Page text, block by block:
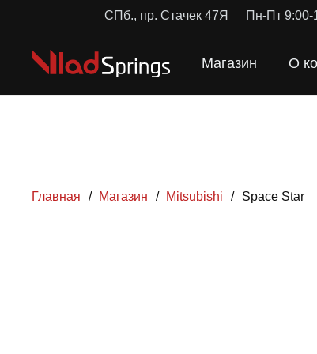
СПб., пр. Стачек 47Я Пн-Пт 9:00-
Магазин О
Главная / Магазин / Mitsubishi / Space Star